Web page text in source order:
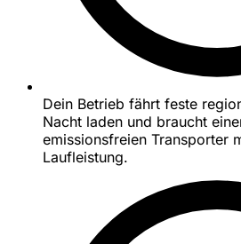
Dein Betrieb fährt feste
Nacht laden und braucht
emissionsfreien Transporter
Laufleistung.